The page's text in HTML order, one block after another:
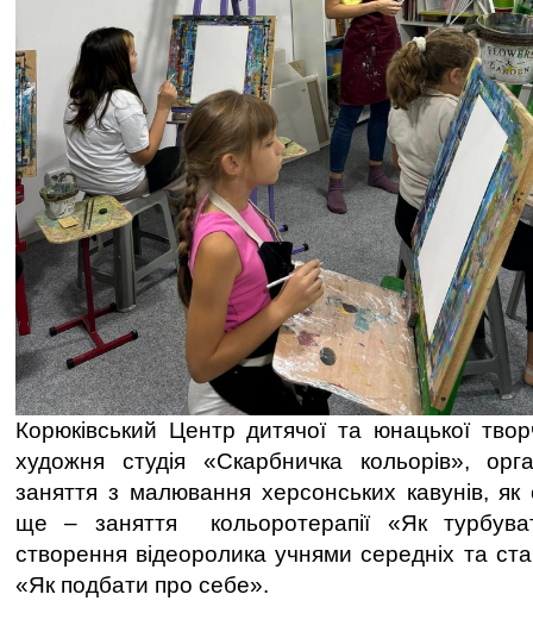
Корюківський Центр дитячої та юнацької
художня студія «Скарбничка кольорів»,
заняття з малювання херсонських кавунів, як
ще – заняття кольоротерапії «Як
створення відеоролика учнями середніх та
«Як подбати про себе».